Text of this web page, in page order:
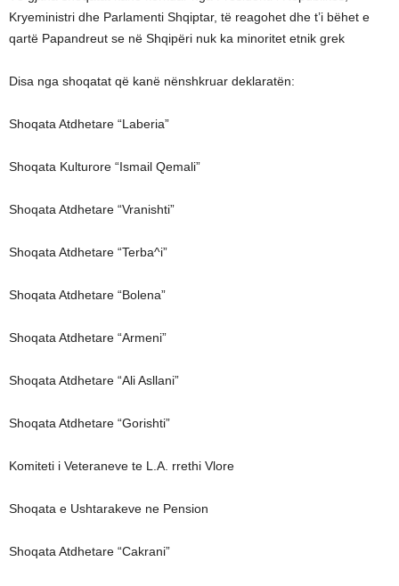
Kryeministri dhe Parlamenti Shqiptar, të reagohet dhe t’i bëhet e
qartë Papandreut se në Shqipëri nuk ka minoritet etnik grek
Disa nga shoqatat që kanë nënshkruar deklaratën:
Shoqata Atdhetare “Laberia”
Shoqata Kulturore “Ismail Qemali”
Shoqata Atdhetare “Vranishti”
Shoqata Atdhetare “Terba^i”
Shoqata Atdhetare “Bolena”
Shoqata Atdhetare “Armeni”
Shoqata Atdhetare “Ali Asllani”
Shoqata Atdhetare “Gorishti”
Komiteti i Veteraneve te L.A. rrethi Vlore
Shoqata e Ushtarakeve ne Pension
Shoqata Atdhetare “Cakrani”